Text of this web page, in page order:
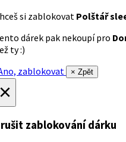
si zablokovat Polštář
dárek pak nekoupí pro
ty :)
zablokovat
× Zpět
zablokování dárku